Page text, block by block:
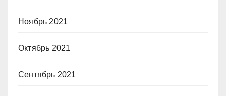
Ноябрь 2021
Октябрь 2021
Сентябрь 2021